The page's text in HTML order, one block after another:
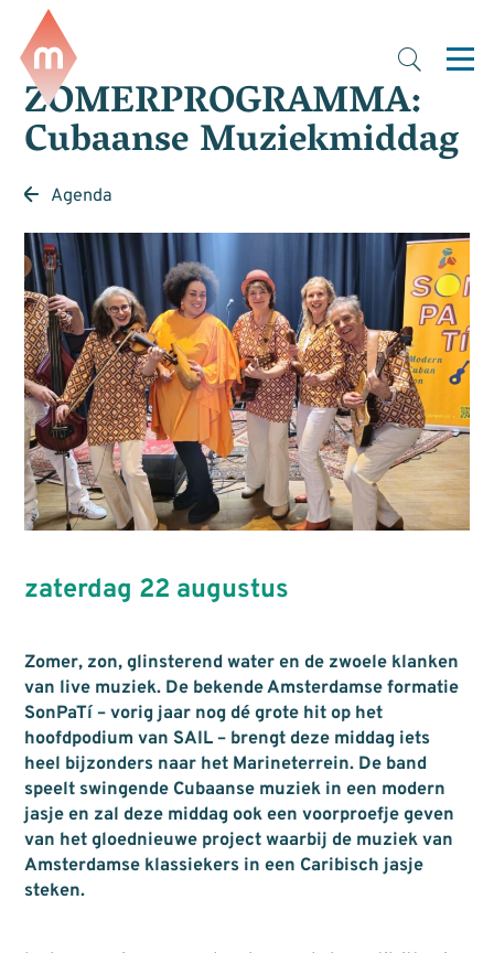
ZOMERPROGRAMMA:
Cubaanse Muziekmiddag
Agenda
zaterdag 22 augustus
Zomer, zon, glinsterend water en de zwoele klanken
van live muziek. De bekende Amsterdamse formatie
SonPaTí – vorig jaar nog dé grote hit op het
hoofdpodium van SAIL – brengt deze middag iets
heel bijzonders naar het Marineterrein. De band
speelt swingende Cubaanse muziek in een modern
jasje en zal deze middag ook een voorproefje geven
van het gloednieuwe project waarbij de muziek van
Amsterdamse klassiekers in een Caribisch jasje
steken.